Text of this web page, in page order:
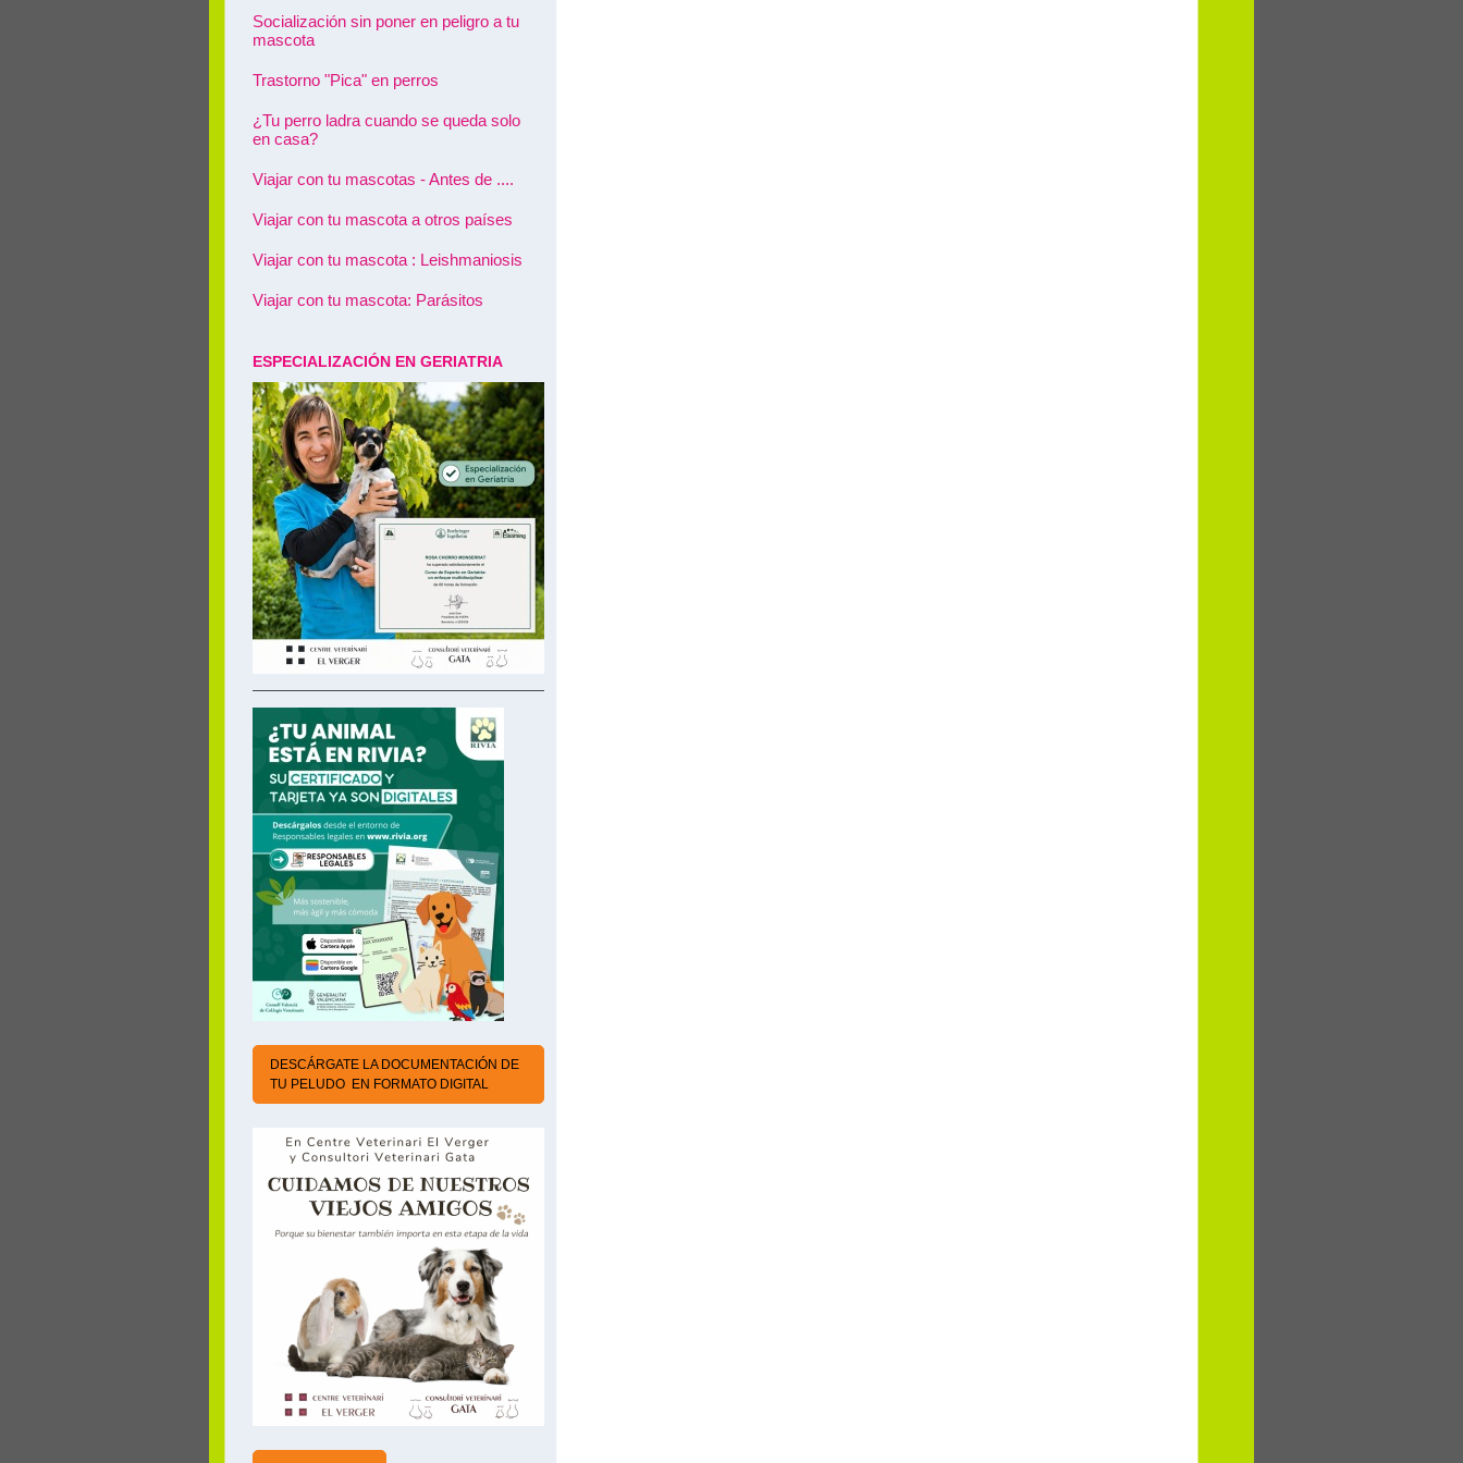
Socialización sin poner en peligro a tu
mascota
Trastorno "Pica" en perros
¿Tu perro ladra cuando se queda solo
en casa?
Viajar con tu mascotas - Antes de ....
Viajar con tu mascota a otros países
Viajar con tu mascota : Leishmaniosis
Viajar con tu mascota: Parásitos
ESPECIALIZACIÓN EN GERIATRIA
DESCÁRGATE LA DOCUMENTACIÓN DE
TU PELUDO EN FORMATO DIGITAL